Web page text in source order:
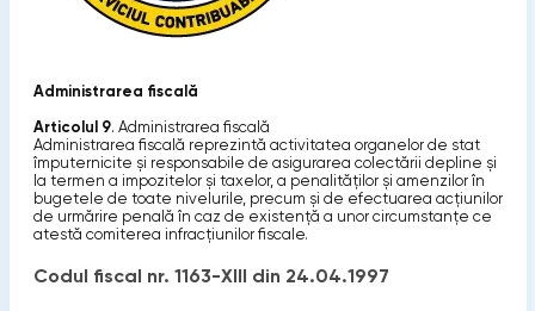
Administrarea fiscală
Articolul 9. Administrarea fiscală
Administrarea fiscală reprezintă activitatea organelor de stat
împuternicite şi responsabile de asigurarea colectării depline şi
la termen a impozitelor şi taxelor, a penalităţilor şi amenzilor în
bugetele de toate nivelurile, precum şi de efectuarea acţiunilor
de urmărire penală în caz de existenţă a unor circumstanţe ce
atestă comiterea infracţiunilor fiscale.
Codul fiscal nr. 1163-XIII din 24.04.1997